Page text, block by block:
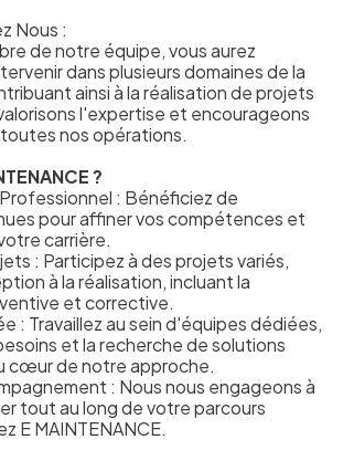
Nous :
de notre équipe, vous aurez
dans plusieurs domaines de la
ainsi à la réalisation de projets
l'expertise et encourageons
nos opérations.
?
: Bénéficiez de
pour affiner vos compétences et
carrière.
: Participez à des projets variés,
à la réalisation, incluant la
et corrective.
: Travaillez au sein d'équipes dédiées,
et la recherche de solutions
cœur de notre approche.
: Nous nous engageons à
tout au long de votre parcours
E MAINTENANCE.